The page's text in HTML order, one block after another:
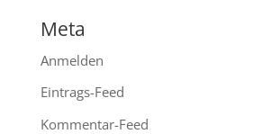
Meta
Anmelden
Eintrags-Feed
Kommentar-Feed